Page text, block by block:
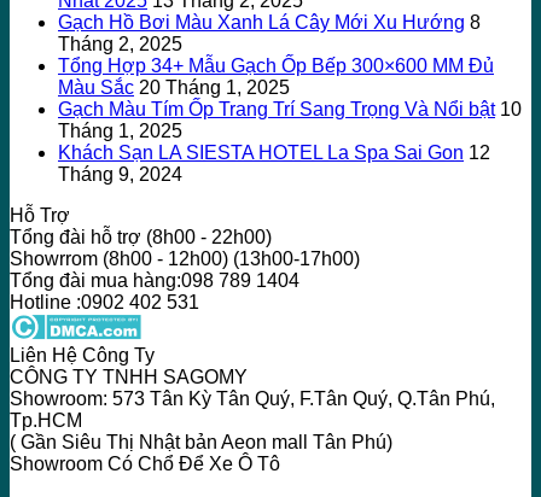
Gạch Hồ Bơi Màu Xanh Lá Cây Mới Xu Hướng 8
Tháng 2, 2025
Tổng Hợp 34+ Mẫu Gạch Ốp Bếp 300×600 MM Đủ
Màu Sắc 20 Tháng 1, 2025
Gạch Màu Tím Ốp Trang Trí Sang Trọng Và Nổi bật 10
Tháng 1, 2025
Khách Sạn LA SIESTA HOTEL La Spa Sai Gon 12
Tháng 9, 2024
Hỗ Trợ
Tổng đài hỗ trợ (8h00 - 22h00)
Showrrom (8h00 - 12h00) (13h00-17h00)
Tổng đài mua hàng:098 789 1404
Hotline :0902 402 531
Liên Hệ Công Ty
CÔNG TY TNHH SAGOMY
Showroom: 573 Tân Kỳ Tân Quý, F.Tân Quý, Q.Tân Phú,
Tp.HCM
( Gần Siêu Thị Nhật bản Aeon mall Tân Phú)
Showroom Có Chổ Để Xe Ô Tô